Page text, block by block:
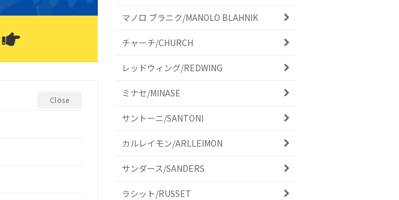
Close
マノロ ブラニク/MANOLO BLAHNIK
チャーチ/CHURCH
レッドウィング/REDWING
ミナセ/MINASE
サントーニ/SANTONI
カルレイモン/ARLLEIMON
サンダース/SANDERS
ラシット/RUSSET